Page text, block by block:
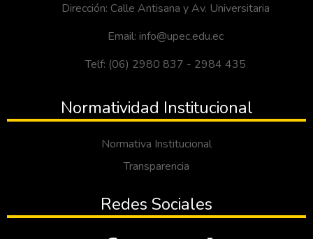
Dirección: Calle Antisana y Av. Universitaria
Email: info@upec.edu.ec
Telf: (06) 2980 837 - 2984 435
Normatividad Institucional
Normativa Institucional
Transparencia
Redes Sociales